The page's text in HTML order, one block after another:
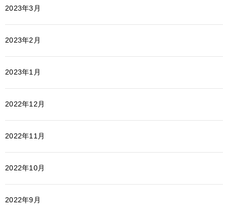
2023年3月
2023年2月
2023年1月
2022年12月
2022年11月
2022年10月
2022年9月